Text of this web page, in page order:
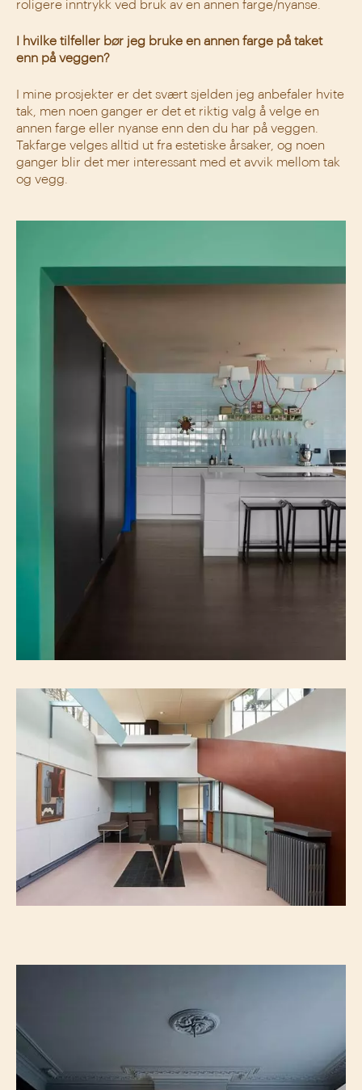
roligere inntrykk ved bruk av en annen farge/nyanse.
I hvilke tilfeller bør jeg bruke en annen farge på taket
enn på veggen?
I mine prosjekter er det svært sjelden jeg anbefaler hvite
tak, men noen ganger er det et riktig valg å velge en
annen farge eller nyanse enn den du har på veggen.
Takfarge velges alltid ut fra estetiske årsaker, og noen
ganger blir det mer interessant med et avvik mellom tak
og vegg.